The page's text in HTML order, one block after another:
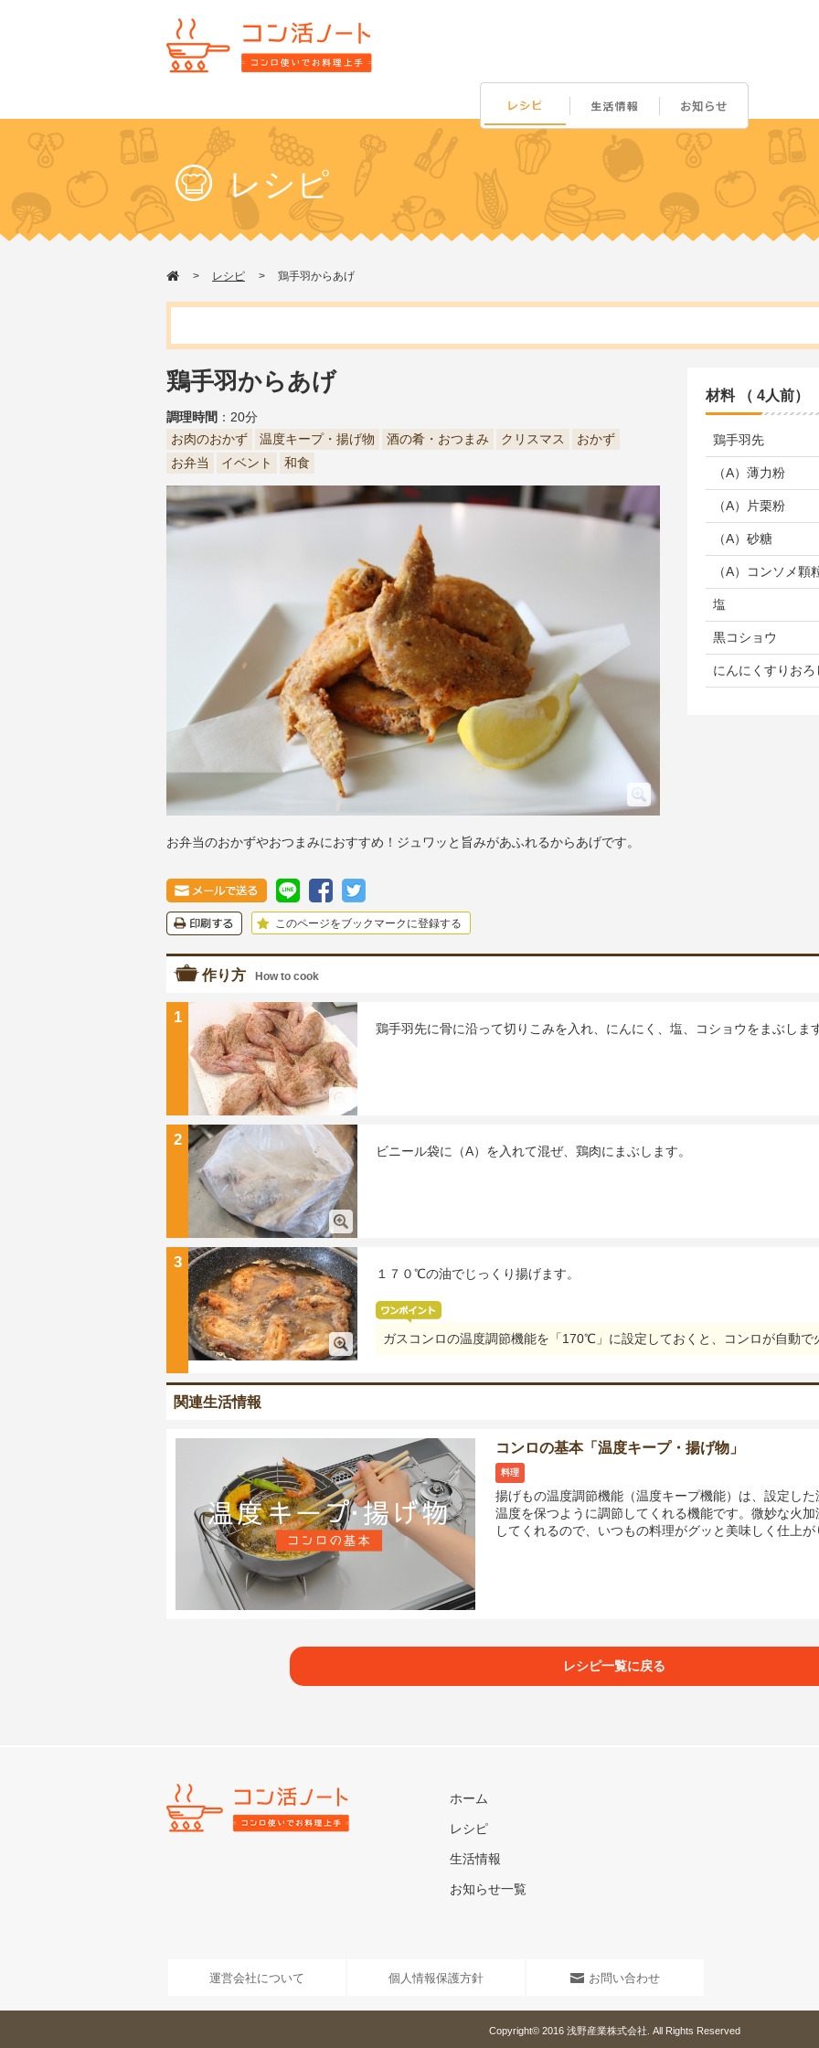
レシピ
レシピ 鶏手羽からあげ
鶏手羽からあげ
調理時間 ：20分
お肉のおかず
温度キープ・揚げ物 酒の肴・おつまみ クリスマス
おかず
お弁当
イベント 和食
お弁当のおかずやおつまみにおすすめ！ジュワッと旨みがあふれるからあげです。
このページをブックマークに登録する
材料 （ 4人前）
鶏手羽先
（A）薄力粉
（A）片栗粉
（A）砂糖
（A）コンソメ顆
塩
黒コショウ
にんにくすりおろ
作り方 How to cook
1
鶏手羽先に骨に沿って切りこみを入れ、にんにく、塩、コショウをまぶしま
2
ビニール袋に（A）を入れて混ぜ、鶏肉にまぶします。
3
１７０℃の油でじっくり揚げます。
ガスコンロの温度調節機能を「170℃」に設定しておくと、コンロが自動で
関連生活情報
コンロの基本「温度キープ・揚げ物」
料理
揚げもの温度調節機能（温度キープ機能）は、設定し
温度を保つように調節してくれる機能です。微妙な火
してくれるので、いつもの料理がグッと美味しく仕上
レシピ一覧に戻る
ホーム
レシピ
生活情報
お知らせ一覧
運営会社について 個人情報保護方針 お問い合わせ
Copyright© 2016 浅野産業株式会社 . All Rights Reserved